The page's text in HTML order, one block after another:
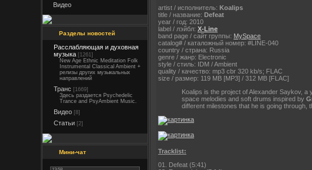
Видео
Разделы новостей
Расслабляющая и духовная
музыка [1261]
New Age Ethnic Meditation Folk
Instrumental Classical Ambient +
релизы других музыкальных
направлений
Транс [1669]
Здесь раздается Psychedelic
Trance and PsyAmbient Music.
Видео [8]
Статьи [2]
Мини-чат
artist / исполнитель: Koalips
title / название: Defeat
year / год: 2010
label / лэйбл: X-Line
band page / сайт группы: MySpace
catalog# / каталожный номер: #LINE-040
country / страна: Russia
genre / жанр: Electronic
style / стиль: IDM / Ambient
quality / качество: mp3 cbr 320 kb/s; FLAC
size / размер: 119 MB [MP3] / 312 MB [FLAC]
Koalips is the project of Alexander Saykov, a
space melodies and soft drums inspired by
different milestones that he is going through,
Tracklist:
01. Defeat (5:41)